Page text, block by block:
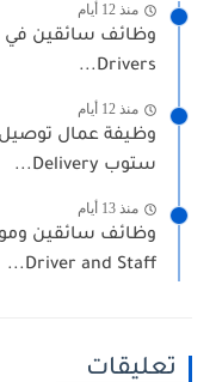
منذ 12 أيام
Drivers...
منذ 12 أيام
ستوب Delivery...
منذ 13 أيام
Driver and Staff...
تعليقات